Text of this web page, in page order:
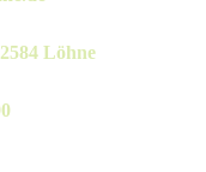
Löhne